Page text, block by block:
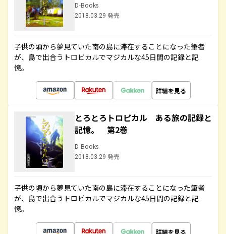
D-Books
2018.03.29 発売
子供の頃から夢見ていた南の島に滞在することになった筆者
が、島で出合うトロピカルでマジカルな45日間の記録と記
憶。
詳細を見る
とろとろトロピカル ある旅の記録と
記憶。 第2巻
D-Books
2018.03.29 発売
子供の頃から夢見ていた南の島に滞在することになった筆者
が、島で出合うトロピカルでマジカルな45日間の記録と記
憶。
詳細を見る